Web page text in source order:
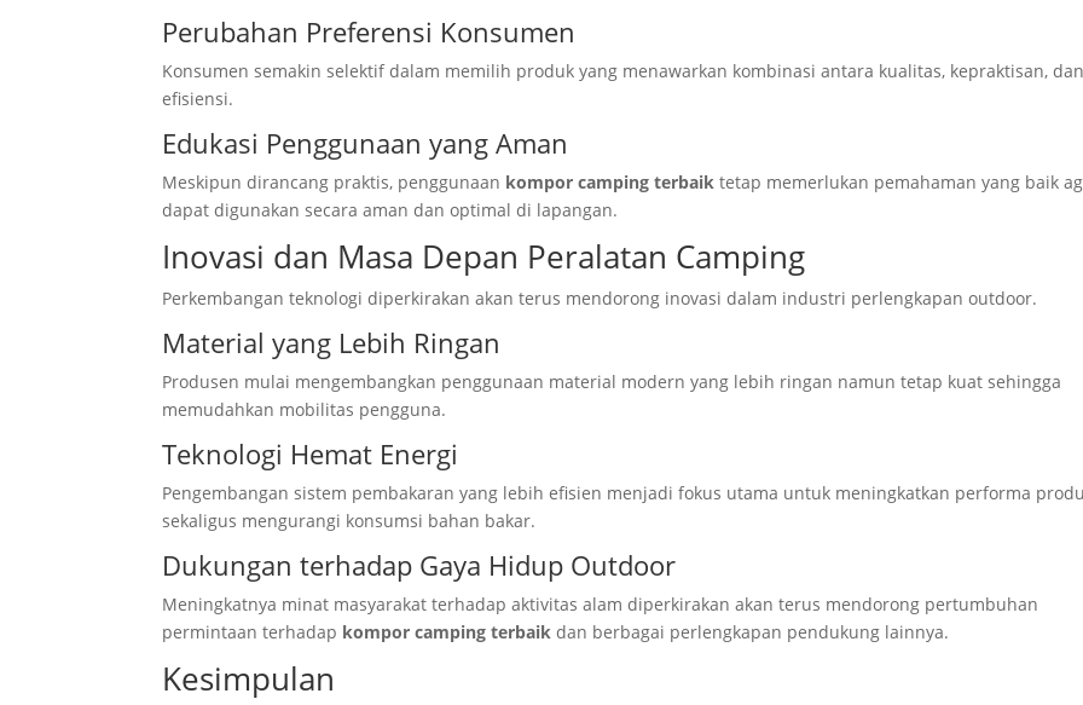
Perubahan Preferensi Konsumen
Konsumen semakin selektif dalam memilih produk yang menawarkan kombinasi antara kualitas, kepraktisan, dan
efisiensi.
Edukasi Penggunaan yang Aman
Meskipun dirancang praktis, penggunaan kompor camping terbaik tetap memerlukan pemahaman yang baik
dapat digunakan secara aman dan optimal di lapangan.
Inovasi dan Masa Depan Peralatan Camping
Perkembangan teknologi diperkirakan akan terus mendorong inovasi dalam industri perlengkapan outdoor.
Material yang Lebih Ringan
Produsen mulai mengembangkan penggunaan material modern yang lebih ringan namun tetap kuat sehingga
memudahkan mobilitas pengguna.
Teknologi Hemat Energi
Pengembangan sistem pembakaran yang lebih efisien menjadi fokus utama untuk meningkatkan performa
sekaligus mengurangi konsumsi bahan bakar.
Dukungan terhadap Gaya Hidup Outdoor
Meningkatnya minat masyarakat terhadap aktivitas alam diperkirakan akan terus mendorong pertumbuhan
permintaan terhadap kompor camping terbaik dan berbagai perlengkapan pendukung lainnya.
Kesimpulan